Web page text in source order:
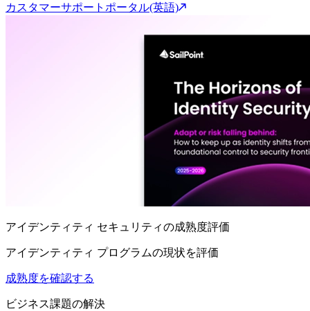
カスタマーサポートポータル(英語)
アイデンティティ セキュリティの成熟度評価
アイデンティティ プログラムの現状を評価
成熟度を確認する
ビジネス課題の解決